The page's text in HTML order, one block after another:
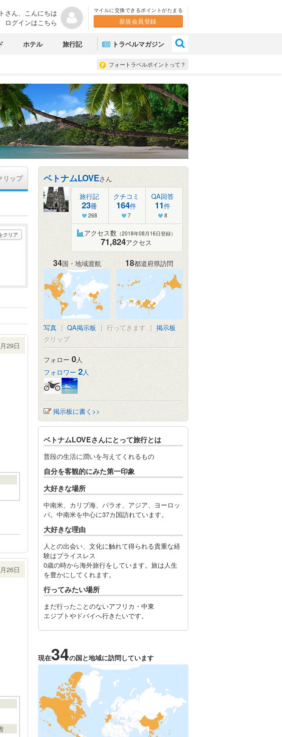
さん、こんにちは
ログインはこちら
マイルに交換できるポイントがたまる
新規会員登録
ホテル 旅行記 トラベルマガジン
フォートラベルポイントって？
リップ
クリア
29日
26日
ベトナムLOVEさん
旅行記
23冊
268
クチコミ
164件
7
QA回答
11件
8
アクセス数 （2018年08月16日登録）
71,824アクセス
34国・地域渡航 18都道府県訪問
写真 | QA掲示板 | 行ってきます | 掲示板
クリップ
フォロー 0人
フォロワー 2人
掲示板に書く>>
ベトナムLOVEさんにとって旅行とは
普段の生活に潤いを与えてくれるもの
自分を客観的にみた第一印象
大好きな場所
中南米、カリブ海、パラオ、アジア、ヨーロッ
パ。中南米を中心に37カ国訪れています。
大好きな理由
人との出会い、文化に触れて得られる貴重な経
験はプライスレス
0歳の時から海外旅行をしています。旅は人生
を豊かにしてくれます。
行ってみたい場所
まだ行ったことのないアフリカ・中東
エジプトやドバイへ行きたいです。
現在34の国と地域に訪問しています